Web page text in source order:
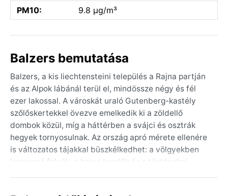
PM10:
9.8 µg/m³
Balzers bemutatása
Balzers, a kis liechtensteini település a Rajna partján
és az Alpok lábánál terül el, mindössze négy és fél
ezer lakossal. A városkát uraló Gutenberg-kastély
szőlőskertekkel övezve emelkedik ki a zöldellő
dombok közül, míg a háttérben a svájci és osztrák
hegyek tornyosulnak. Az ország apró mérete ellenére
is változatos tájakkal büszkélkedhet: a völgyekben
kanyargó folyók, a hegyi legelők és a történelmi